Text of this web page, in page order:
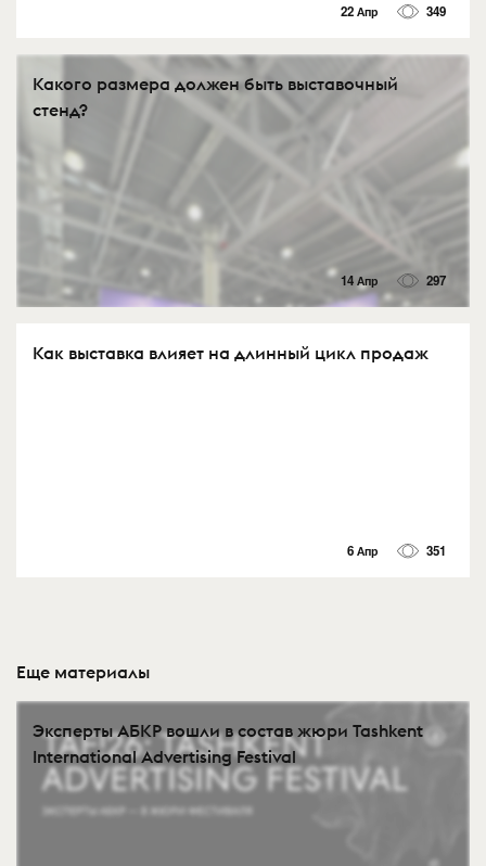
22 Апр 349
Какого размера должен быть выставочный
стенд?
14 Апр 297
Как выставка влияет на длинный цикл продаж
6 Апр 351
Еще материалы
Эксперты АБКР вошли в состав жюри Tashkent
International Advertising Festival